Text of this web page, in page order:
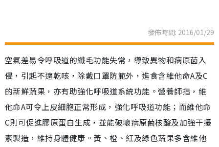
發佈時間: 2016/01/29
空氣差易令呼吸道的纖毛功能失常，導致異物和病原菌入
侵，引起不適乾咳，除戴口罩防範外，進食含維他命A及C
的新鮮蔬果，亦有助強化呼吸道系統功能。營養師指，維
他命A可令上皮細胞正常形成，強化呼吸道功能；而維他命
C則可促進膠原蛋白生成，並能破壞病原菌核酸及加強干擾
素製造，維持身體健康。黃、橙、紅及綠色蔬果多含維他